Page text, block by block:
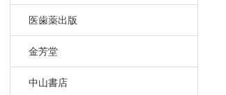
医歯薬出版
金芳堂
中山書店